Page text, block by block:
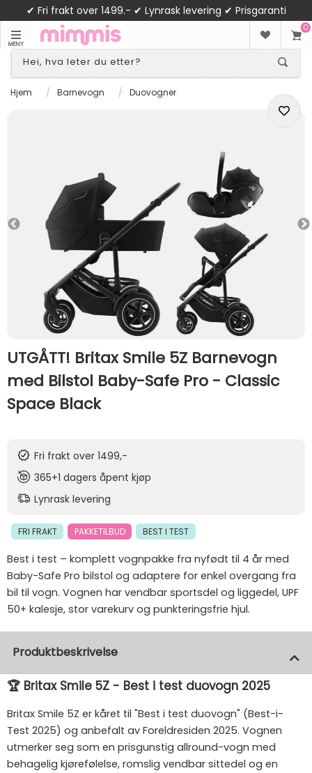
✔ Fri frakt over 1499.- ✔ Lynrask levering ✔ Prisgaranti
MENY
0
Hjem / Barnevogn / Duovogner
UTGÅTT! Britax Smile 5Z Barnevogn
med Bilstol Baby-Safe Pro - Classic
Space Black
Fri frakt over 1499,-
365+1 dagers åpent kjøp
Lynrask levering
FRI FRAKT PAKKETILBUD BEST I TEST
Best i test – komplett vognpakke fra nyfødt til 4 år med
Baby-Safe Pro bilstol og adaptere for enkel overgang fra
bil til vogn. Vognen har vendbar sportsdel og liggedel, UPF
50+ kalesje, stor varekurv og punkteringsfrie hjul.
Produktbeskrivelse
🏆 Britax Smile 5Z - Best i test duovogn 2025
Britax Smile 5Z er kåret til "Best i test duovogn" (Best-i-
Test 2025) og anbefalt av Foreldresiden 2025. Vognen
utmerker seg som en prisgunstig allround-vogn med
behagelig kjørefølelse, romslig vendbar sittedel og en